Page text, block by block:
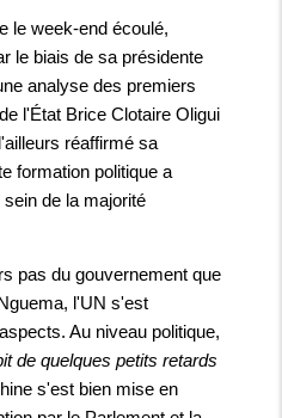
le week-end écoulé,
le biais de sa présidente
analyse des premiers
l'État Brice Clotaire Oligui
réaffirmé sa
formation politique a
de la majorité
pas du gouvernement que
l'UN s'est
Au niveau politique,
de quelques petits retards
s'est bien mise en